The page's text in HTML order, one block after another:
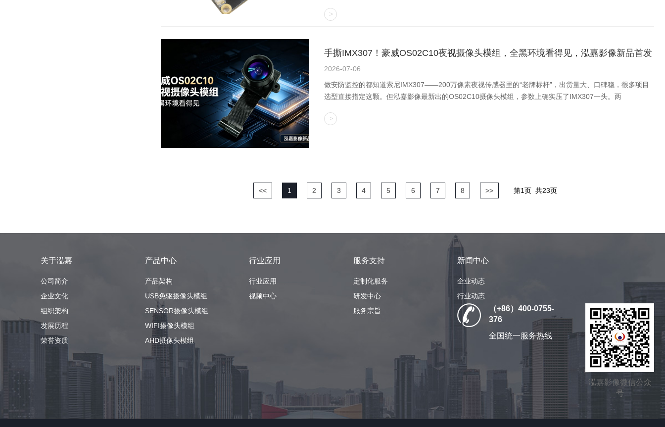
手撕IMX307！豪威OS02C10夜视摄像头模组，全黑环境看得见，泓嘉影像新品首发
2026-07-06
做安防监控的都知道索尼IMX307——200万像素夜视传感器里的“老牌标杆”，出货量大、口碑稳，很多项目
选型直接指定这颗。但泓嘉影像最新出的OS02C10摄像头模组，参数上确实压了IMX307一头。两
<< 1 2 3 4 5 6 7 8 >> 第1页 共23页
关于泓嘉
公司简介
企业文化
组织架构
发展历程
荣誉资质
产品中心
产品架构
USB免驱摄像头模组
SENSOR摄像头模组
WIFI摄像头模组
AHD摄像头模组
行业应用
行业应用
视频中心
服务支持
定制化服务
研发中心
服务宗旨
新闻中心
企业动态
行业动态
（+86）400-0755-
376
全国统一服务热线
泓嘉影像微信公众
号